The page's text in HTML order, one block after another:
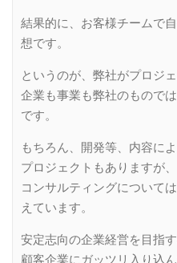
結果的に、お客様チームで
想です。
というのが、弊社がプロジ
企業も事業も弊社のもので
です。
もちろん、開発等、内容に
プロジェクトもありますが、
コンサルティングについて
えています。
安定志向の企業経営を目指す
顧客企業にガッツリ入り込